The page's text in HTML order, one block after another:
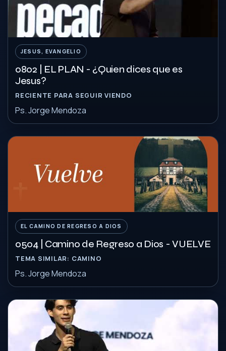
JESUS, EVANGELIO
0802 | EL PLAN - ¿Quien dices que es
Jesus?
RECIENTE PARA SEGUIR VIENDO
Ps. Jorge Mendoza
EL CAMINO DE REGRESO A DIOS
0504 | Camino de Regreso a Dios - VUELVE
TEMA SIMILAR: CAMINO
Ps. Jorge Mendoza